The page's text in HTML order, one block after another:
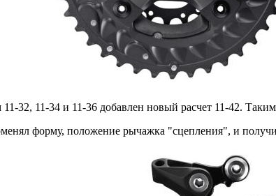
32, 11-34 и 11-36 добавлен новый расчет 11-42.
форму, положение рычажка "сцепления", и